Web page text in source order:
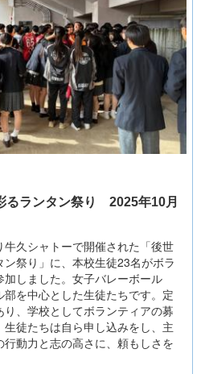
るランタン祭り 2025年10月
久シャトーで開催された「後世
祭り」に、本校生徒23名がボラ
しました。女子バレーボール
を中心とした生徒たちです。定
、学校としてボランティアの募
徒たちは自ら申し込みをし、主
動力と志の高さに、頼もしさを